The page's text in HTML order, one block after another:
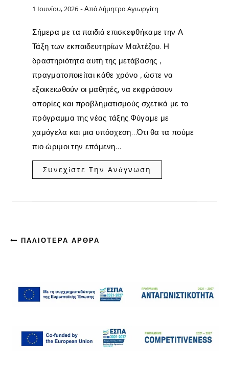
1 Ιουνίου, 2026 - ΑπόΔήμητρα Αγιωργίτη
Σήμερα με τα παιδιά επισκεφθήκαμε την Α
Τάξη των εκπαιδευτηρίων Μαλτέζου. Η
δραστηριότητα αυτή της μετάβασης ,
πραγματοποιείται κάθε χρόνο , ώστε να
εξοικειωθούν οι μαθητές, να εκφράσουν
απορίες και προβληματισμούς σχετικά με το
πρόγραμμα της νέας τάξης.Φύγαμε με
χαμόγελα και μια υπόσχεση…Ότι θα τα πούμε
πιο ώριμοι την επόμενη…
Συνεχίστε Την Ανάγνωση
ΠΑΛΙΌΤΕΡΑ ΆΡΘΡΑ